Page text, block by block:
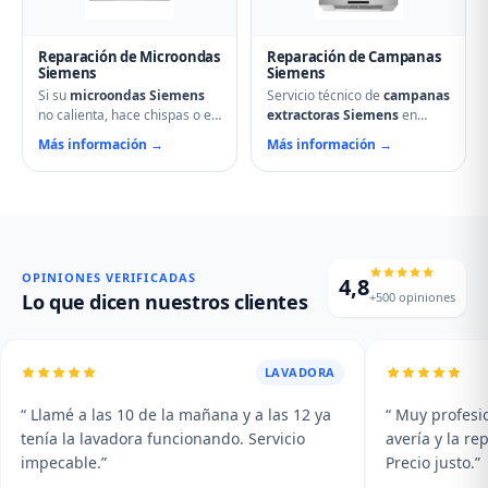
Reparación de Microondas
Siemens
Si su microondas Siemens
no calienta, hace chispas o el
plato no gira, contacte con
nuestro servicio técnico en
Becerril de Campos.
plato giratorio.
Más información →
Reparación de Campanas
Siemens
Servicio técnico de campanas
extractoras Siemensen
Becerril de Campos.
Reparamos motores,
problemas de aspiración,
limpieza profesional de su
Más información →
OPINIONES VERIFICADAS
Lo que dicen nuestros clientes 4,8+500 opiniones
LAVADORA
“ Llamé a las 10 de la mañana y a las 12 ya
tenía la lavadora funcionando. Servicio
impecable.”
“ Muy
avería y la
Precio justo.”